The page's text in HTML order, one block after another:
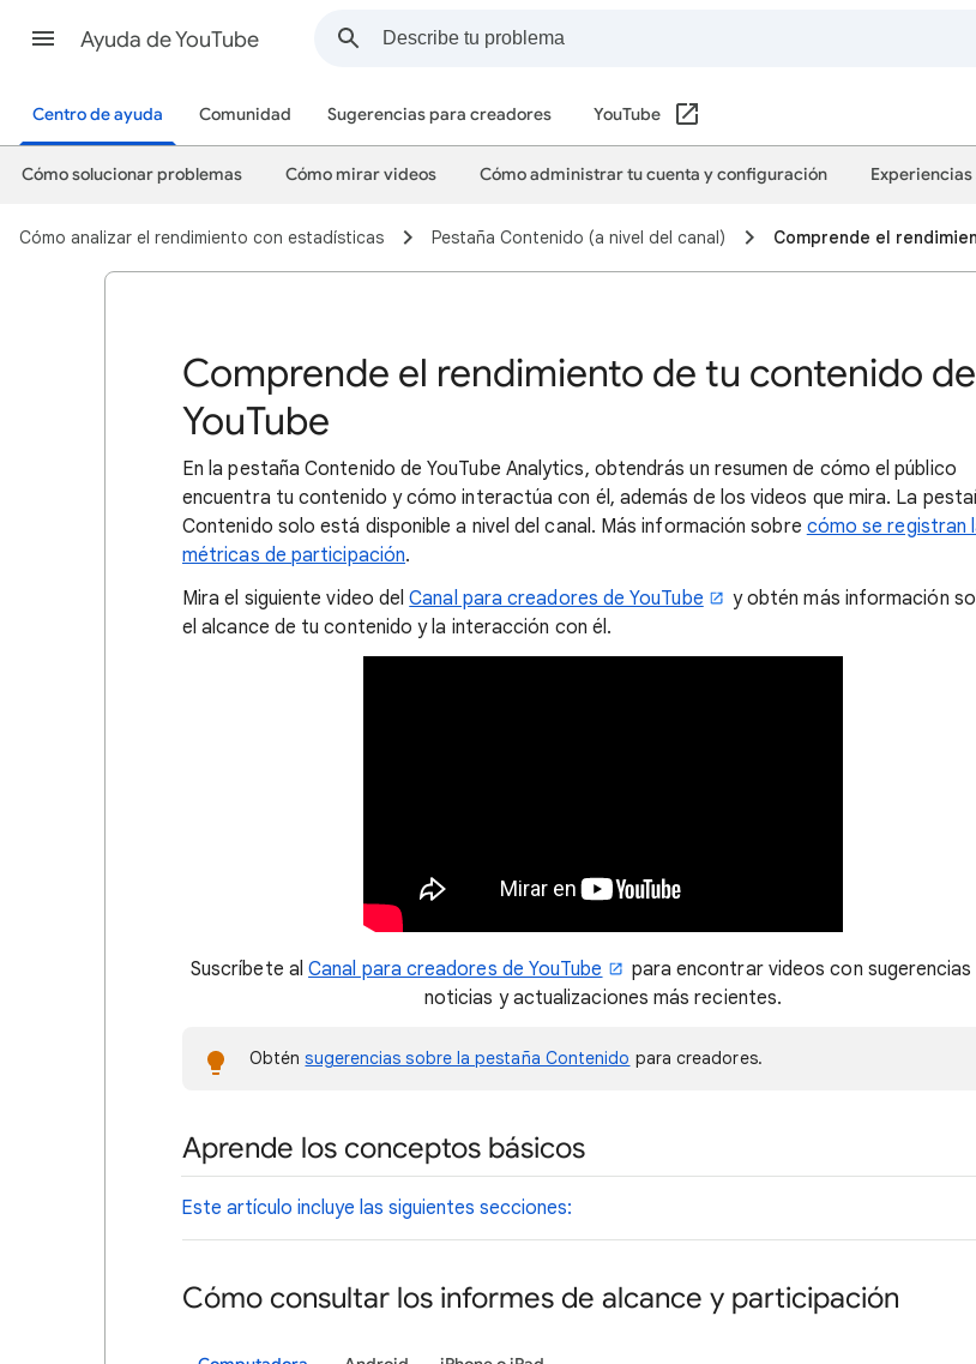
Ayuda de YouTube
Centro de ayuda Comunidad Sugerencias para creadores YouTube
Cómo solucionar problemas Cómo mirar videos Cómo administrar tu cuenta y configuración Experiencias
Cómo analizar el rendimiento con estadísticas Pestaña Contenido (a nivel del canal) Comprende el
Comprende el rendimiento de tu contenido de
YouTube
En la pestaña Contenido de YouTube Analytics, obtendrás un resumen de cómo el público
encuentra tu contenido y cómo interactúa con él, además de los videos que mira. La
Contenido solo está disponible a nivel del canal. Más información sobre cómo se registran
métricas de participación.
Mira el siguiente video delCanal para creadores de YouTube
y obtén más información
el alcance de tu contenido y la interacción con él.
Suscríbete alCanal para creadores de YouTube
para encontrar videos con sugerencias
noticias y actualizaciones más recientes.
Obténsugerencias sobre la pestaña Contenido para creadores.
Aprende los conceptos básicos
Este artículo incluye las siguientes secciones:
Cómo consultar los informes de alcance y participación